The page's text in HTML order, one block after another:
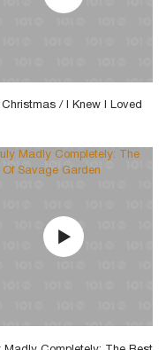
/ I Knew I Loved